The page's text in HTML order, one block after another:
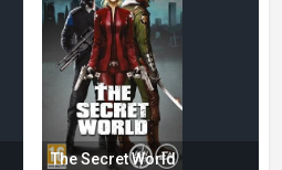
The Secret World